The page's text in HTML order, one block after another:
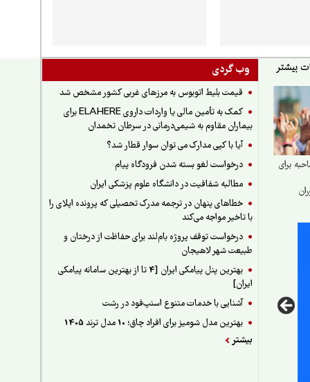
وب گردی
قیمت بلیط اتوبوس به مرزهای غربی کشور مشخص شد
کمک به تأمین مالی یا واردات داروی ELAHERE برای
بیماران مقاوم به شیمی‌درمانی در سرطان تخمدان
آیا با کپی مدارک می توان سوار قطار شد؟
درخواست لغو بسته شدن فرودگاه پیام
مطالبه شفافیت در دانشگاه علوم پزشکی ایران
خطاهای پنهان در ترجمه مدرک تحصیلی که پرونده اپلای را
با تاخیر مواجه می‌کند
درخواست توقف پروژه بام‌لند برای حفاظت از درختان و
طبیعت شهر لاهیجان
بهترین پنل پیامکی ایران [4 تا از بهترین سامانه پیامکی
ایران]
آشنایی با خدمات متنوع اسنپ‌فود در رشت
بهترین مدل شومیز برای افراد چاق؛ 10 مدل ترند 1405
بیشتر
برای